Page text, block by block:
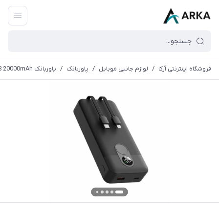
فروشگاه اینترنتی آرکا / لوازم جانبی موبایل / پاوربانک / پاوربانک Porodo PB058 20000mAh